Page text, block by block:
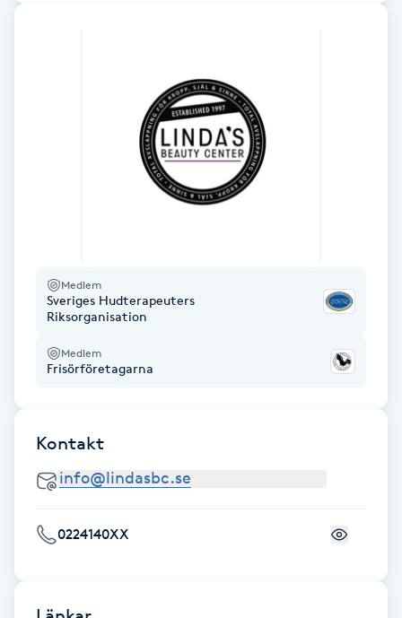
Hot yoga
Hudföryngring
Huduppstramning
Hyaluronsyra
Hyperhidros
Hypnos
Medlem
Sveriges Hudterapeuters
Riksorganisation
Medlem
Frisörföretagarna
Kontakt
0224140XX